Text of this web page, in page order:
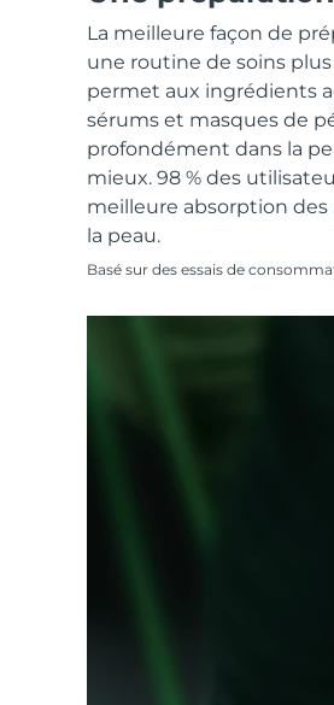
La meilleure façon de
une routine de soins plus
permet aux ingrédients
sérums et masques de
profondément dans la
mieux. 98 % des
meilleure absorption
la peau.
Basé sur des essais de
All acne treatment
All revitalizing eye
Soins de la
Advanced pore care
For healthy hair
issa™ Teeth
18% PAP
Cosmétiques
Acheter tout